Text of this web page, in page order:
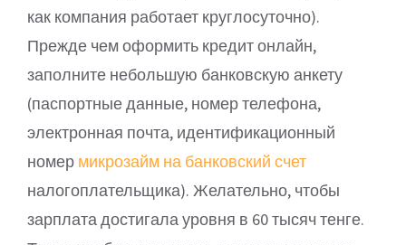
как компания работает круглосуточно).
Прежде чем оформить кредит онлайн,
заполните небольшую банковскую анкету
(паспортные данные, номер телефона,
электронная почта, идентификационный
номер микрозайм на банковский счет
налогоплательщика). Желательно, чтобы
зарплата достигала уровня в 60 тысяч тенге.